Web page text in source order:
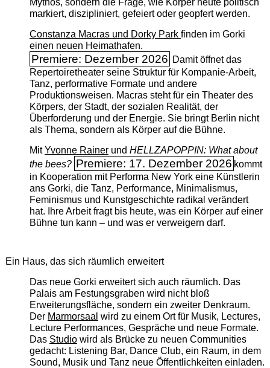
markiert, diszipliniert, gefeiert oder geopfert werden.
Constanza Macras und Dorky Park finden im Gorki
einen neuen Heimathafen.
Premiere: Dezember 2026 Damit öffnet das
Repertoiretheater seine Struktur für Kompanie-Arbeit,
Tanz, performative Formate und andere
Produktionsweisen. Macras steht für ein Theater des
Körpers, der Stadt, der sozialen Realität, der
Überforderung und der Energie. Sie bringt Berlin nicht
als Thema, sondern als Körper auf die Bühne.
MitYvonne Rainerund HELLZAPOPPIN: What about
the bees? Premiere: 17. Dezember 2026 kommt
in Kooperation mit Performa New York eine Künstlerin
ans Gorki, die Tanz, Performance, Minimalismus,
Feminismus und Kunstgeschichte radikal verändert
hat. Ihre Arbeit fragt bis heute, was ein Körper auf einer
Bühne tun kann – und was er verweigern darf.
Ein Haus, das sich räumlich erweitert
Das neue Gorki erweitert sich auch räumlich. Das
Palais am Festungsgraben wird nicht bloß
Erweiterungsfläche, sondern ein zweiter Denkraum.
Der Marmorsaal wird zu einem Ort für Musik, Lectures,
Lecture Performances, Gespräche und neue Formate.
Das Studiowird als Brücke zu neuen Communities
gedacht: Listening Bar, Dance Club, ein Raum, in dem
Sound, Musik und Tanz neue Öffentlichkeiten einladen.